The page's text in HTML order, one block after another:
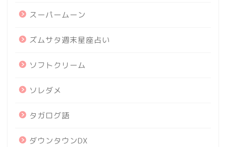
スーパームーン
ズムサタ週末星座占い
ソフトクリーム
ソレダメ
タガログ語
ダウンタウンDX